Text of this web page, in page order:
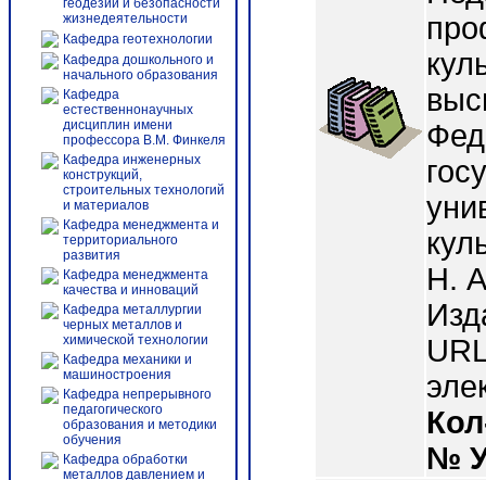
геодезии и безопасности
жизнедеятельности
Кафедра геотехнологии
Кафедра дошкольного и
начального образования
Кафедра
естественнонаучных
дисциплин имени
профессора В.М. Финкеля
Кафедра инженерных
конструкций,
строительных технологий
и материалов
Кафедра менеджмента и
территориального
развития
Кафедра менеджмента
качества и инноваций
Кафедра металлургии
черных металлов и
химической технологии
Кафедра механики и
машиностроения
Кафедра непрерывного
педагогического
образования и методики
обучения
Кафедра обработки
металлов давлением и
Н.
№